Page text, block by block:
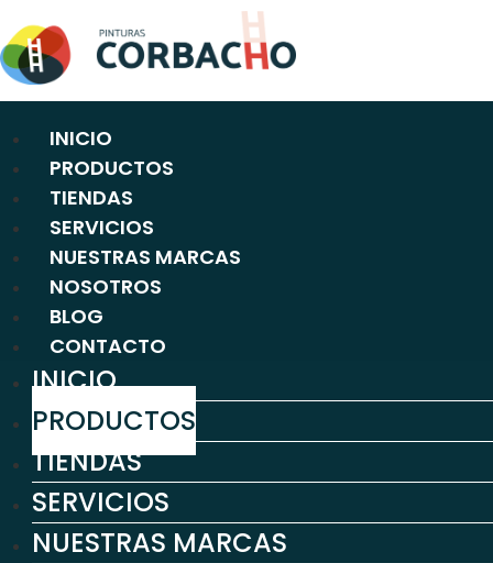
al
contenido
INICIO
PRODUCTOS
TIENDAS
SERVICIOS
NUESTRAS MARCAS
NOSOTROS
BLOG
CONTACTO
INICIO
PRODUCTOS
TIENDAS
SERVICIOS
NUESTRAS MARCAS